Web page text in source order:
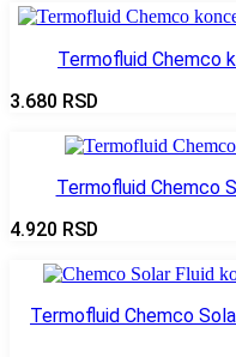
Termofluid Chemco
3.680 RSD
Termofluid Chemco
4.920 RSD
Termofluid Chemco